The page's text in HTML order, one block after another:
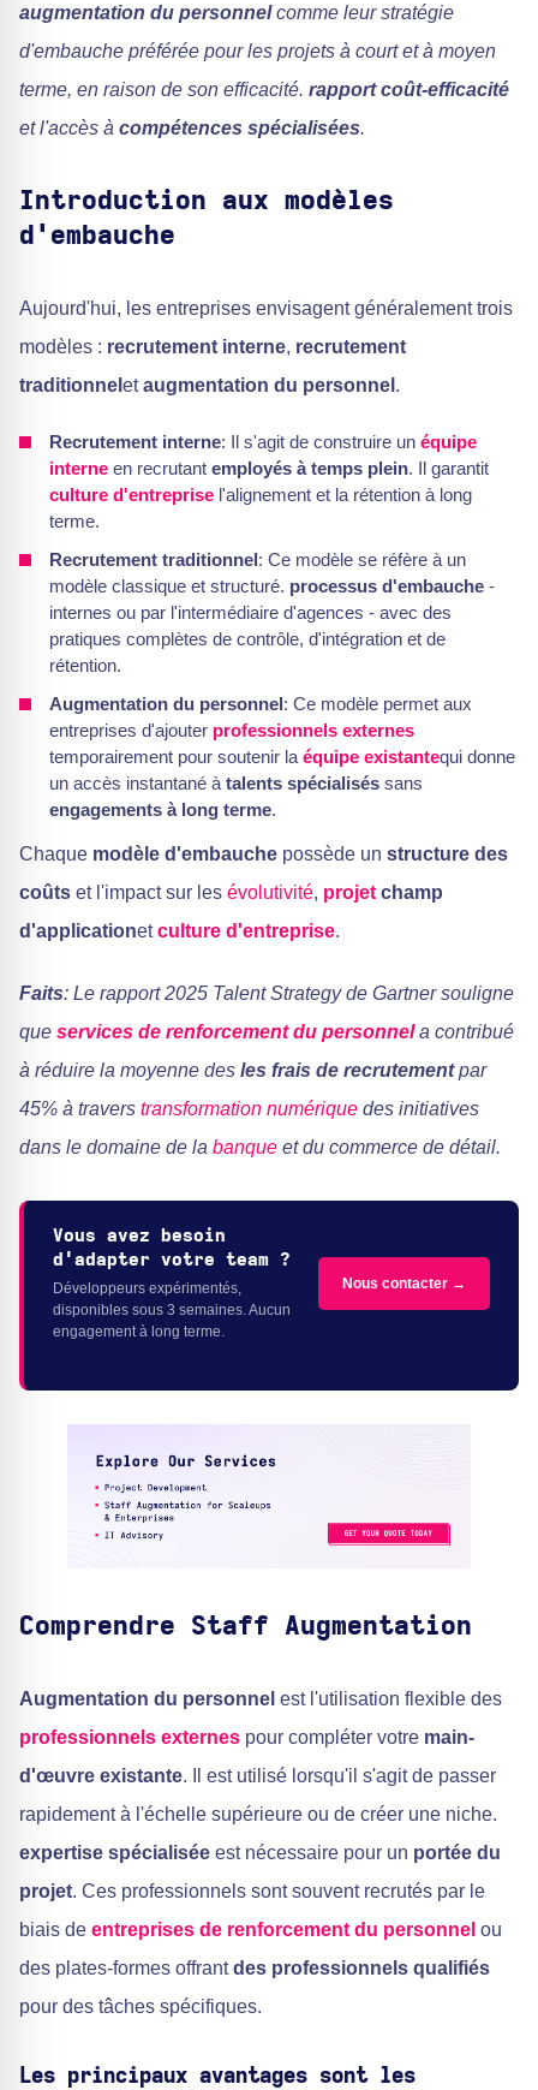
augmentation du personnelcomme leur stratégie
d'embauche préférée pour les projets à court et à moyen
terme, en raison de son efficacité. rapport coût-efficacité
et l'accès à compétences spécialisées.
Introduction aux modèles
d'embauche
Aujourd'hui, les entreprises envisagent généralement trois
modèles : recrutement interne, recrutement
traditionnel etaugmentation du personnel .
Recrutement interne: Il s'agit de construire un équipe
interne en recrutant employés à temps plein. Il garantit
culture d'entreprise l'alignement et la rétention à long
terme.
Recrutement traditionnel: Ce modèle se réfère à un
modèle classique et structuré. processus d'embauche -
internes ou par l'intermédiaire d'agences - avec des
pratiques complètes de contrôle, d'intégration et de
rétention.
Augmentation du personnel: Ce modèle permet aux
entreprises d'ajouter professionnels externes
temporairement pour soutenir la équipe existantequi donne
un accès instantané à talents spécialisés sans
engagements à long terme.
Chaque modèle d'embauche possède un structure des
coûts et l'impact sur les évolutivité, projet champ
d'applicationetculture d'entreprise.
Faits: Le rapport 2025 Talent Strategy de Gartner souligne
que services de renforcement du personnela contribué
à réduire la moyenne des les frais de recrutementpar
45% à travers transformation numérique des initiatives
dans le domaine de la banque et du commerce de détail.
Vous avez besoin
d'adapter votre team ?
Développeurs expérimentés,
disponibles sous 3 semaines. Aucun
engagement à long terme.
Nous contacter →
Comprendre Staff Augmentation
Augmentation du personnel est l'utilisation flexible des
professionnels externes pour compléter votre main-
d'œuvre existante. Il est utilisé lorsqu'il s'agit de passer
rapidement à l'échelle supérieure ou de créer une niche.
expertise spécialisée est nécessaire pour un portée du
projet. Ces professionnels sont souvent recrutés par le
biais de entreprises de renforcement du personnel ou
des plates-formes offrantdes professionnels qualifiés
pour des tâches spécifiques.
Les principaux avantages sont les